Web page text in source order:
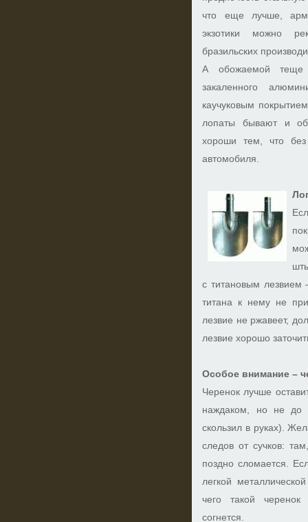
что еще лучше,
экзотики можно
бразильских
А обожаемой теще
закаленного
каучуковым
лопаты бывают и
хороши тем, что
автомобиля.
с титановым лезвием
титана к нему не
лезвие не ржавеет,
лезвие хорошо
Особое внимание –
Черенок лучше
наждаком, но не до
скользил в руках).
следов от сучков:
поздно сломается.
легкой
чего такой
согнется.